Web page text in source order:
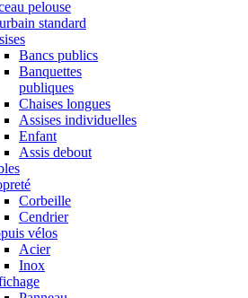
pelouse
standard
Bancs publics
Banquettes
publiques
Chaises longues
Assises individuelles
Enfant
Assis debout
Corbeille
Cendrier
vélos
Acier
Inox